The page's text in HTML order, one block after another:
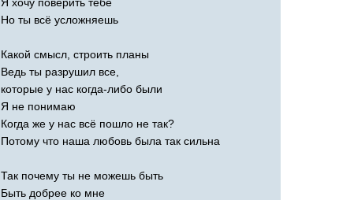
Но ты всё усложняешь
Какой смысл, строить планы
Ведь ты разрушил все,
которые у нас когда-либо были
Я не понимаю
Когда же у нас всё пошло не так?
Потому что наша любовь была так сильна
Так почему ты не можешь быть
Быть добрее ко мне